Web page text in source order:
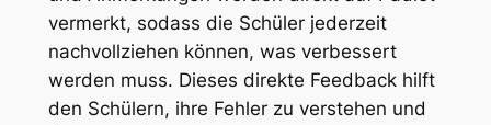
vermerkt, sodass die Schüler jederzeit
nachvollziehen können, was verbessert
werden muss. Dieses direkte Feedback hilft
den Schülern, ihre Fehler zu verstehen und